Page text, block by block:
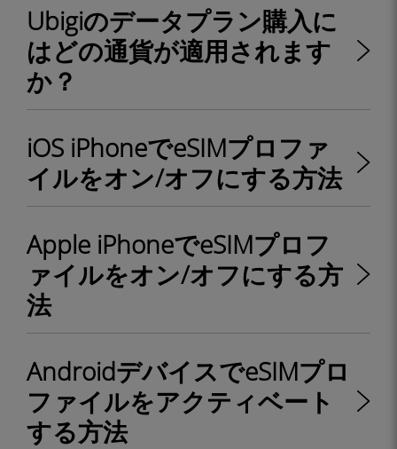
Ubigiのデータプラン購入に
はどの通貨が適用されます
か？
iOS iPhoneでeSIMプロファ
イルをオン/オフにする方法
Apple iPhoneでeSIMプロフ
ァイルをオン/オフにする方
法
AndroidデバイスでeSIMプロ
ファイルをアクティベート
する方法